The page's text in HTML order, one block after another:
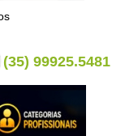
(35) 99925.5481